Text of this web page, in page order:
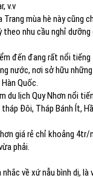
v.v
Trang mùa hè này cũng
nhu cầu nghỉ dưỡng
đến đang rất nổi
nước, nơi sở hữu
Quốc.
du lịch Quy Nhơn nổi
tháp Đôi, Tháp Bánh Ít,
giá rẻ chỉ khoảng
phải.
nhắc về xứ nẫu bình dị,